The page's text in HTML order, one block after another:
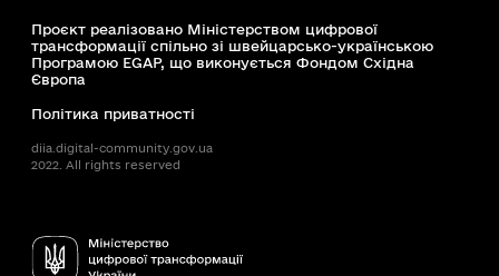
Проєкт реалізовано Міністерством цифрової
трансформації спільно зі швейцарсько-українською
Програмою EGAP, що виконується Фондом Східна
Європа
Політика приватності
diia.digital-community.gov.ua
2022. All rights reserved